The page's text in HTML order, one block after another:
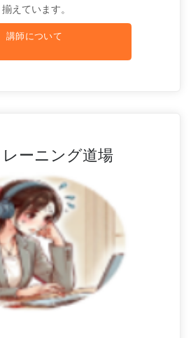
えています。
講師について
ーニング道場